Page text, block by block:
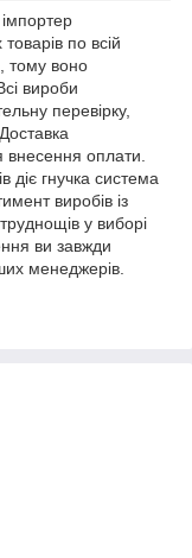
по всій
тому воно
вироби
перевірку,
внесення оплати.
діє гнучка система
виробів із
у виборі
ви завжди
менеджерів.